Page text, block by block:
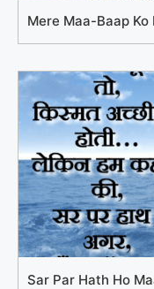
Mere Maa-Baap Ko
Sar Par Hath Ho